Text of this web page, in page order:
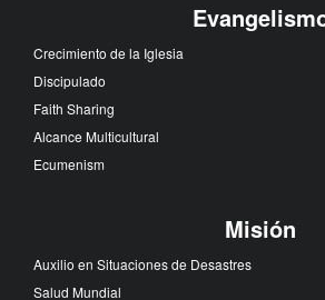
Crecimiento de la Iglesia
Discipulado
Faith Sharing
Alcance Multicultural
Ecumenism
Misión
Auxilio en Situaciones de Desastres
Salud Mundial